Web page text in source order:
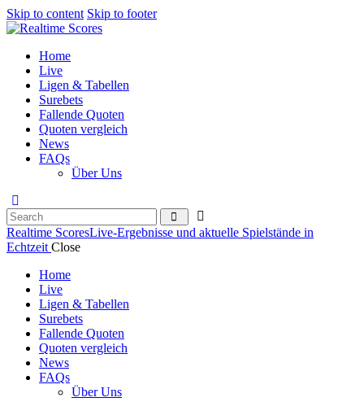
Skip to content Skip to footer
Home
Live
Ligen & Tabellen
Surebets
Fallende Quoten
Quoten vergleich
News
FAQs
Über Uns
Realtime ScoresLive-Ergebnisse und aktuelle Spielstände in
Echtzeit Close
Home
Live
Ligen & Tabellen
Surebets
Fallende Quoten
Quoten vergleich
News
FAQs
Über Uns